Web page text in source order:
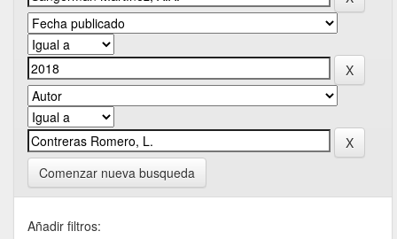
Comenzar nueva busqueda
Añadir filtros: